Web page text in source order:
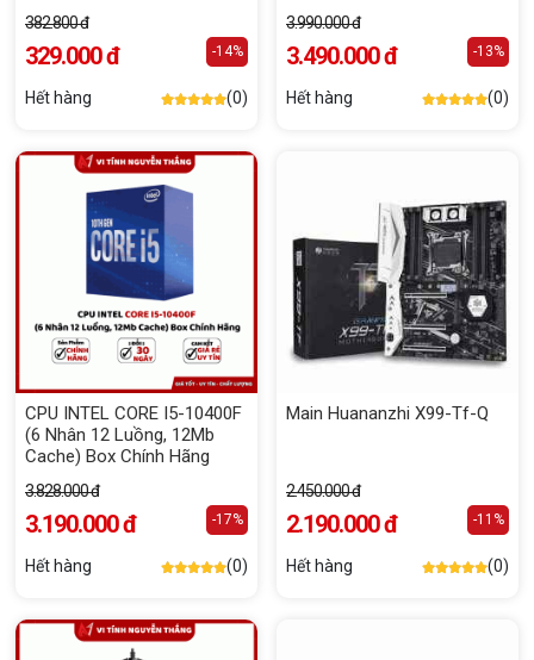
382.800 đ
329.000 đ -14%
Hết hàng (0)
3.990.000 đ
3.490.000 đ -13%
Hết hàng (0)
CPU INTEL CORE I5-10400F
(6 Nhân 12 Luồng, 12Mb
Cache) Box Chính Hãng
3.828.000 đ
3.190.000 đ -17%
Hết hàng (0)
Main Huananzhi X99-Tf-Q
2.450.000 đ
2.190.000 đ -11%
Hết hàng (0)